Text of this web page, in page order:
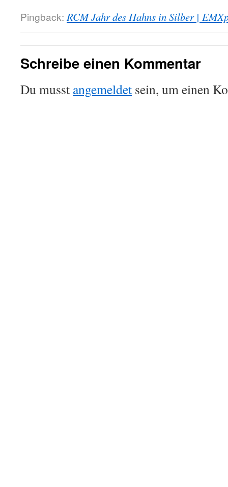
Pingback: RCM Jahr des Hahns in Silber |
Schreibe einen Kommentar
Du musst angemeldet sein, um einen